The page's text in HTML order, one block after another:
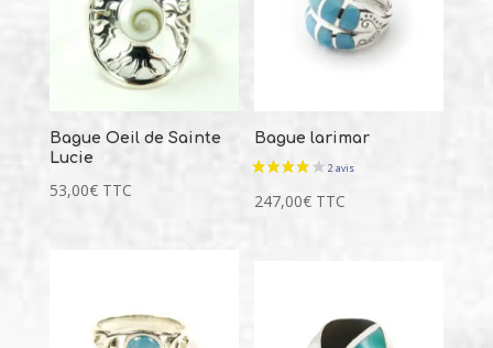
Bague Oeil de Sainte
Lucie
53,00€ TTC
Bague larimar
247,00€ TTC